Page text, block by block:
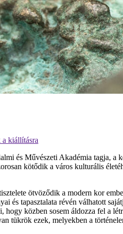
kiállításra
és Művészeti Akadémia tagja,
kötődik a város kulturális
ötvöződik a modern kor
és tapasztalata révén válhatott
közben sosem áldozza fel a
tükrök ezek, melyekben a